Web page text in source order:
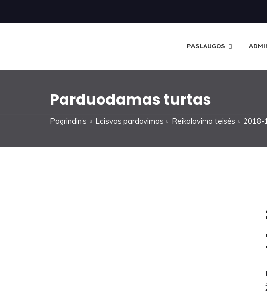
PASLAUGOS
Parduodamas turtas
Pagrindinis Laisvas pardavimas Reikalavimo teisės 2018-